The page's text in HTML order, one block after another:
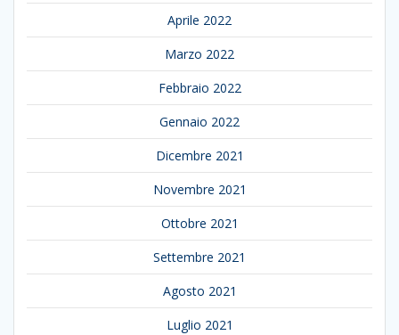
Aprile 2022
Marzo 2022
Febbraio 2022
Gennaio 2022
Dicembre 2021
Novembre 2021
Ottobre 2021
Settembre 2021
Agosto 2021
Luglio 2021